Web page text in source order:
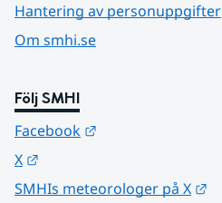
Hantering av personuppgifter
Om smhi.se
Följ SMHI
Facebook
X
SMHIs meteorologer på X